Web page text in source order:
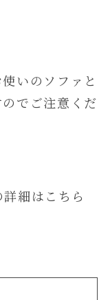
いのソファと
でご注意くだ
細はこちら